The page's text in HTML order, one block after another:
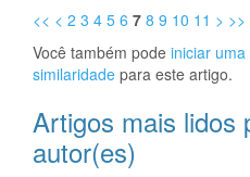
<< < 2 3 4 5 6 7 8 9 10 11 > >>
Você também pode iniciar
similaridade para este artigo.
Artigos mais lidos
autor(es)